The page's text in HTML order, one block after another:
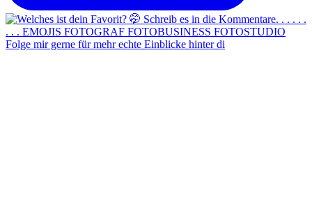
Folge mir gerne für mehr echte Einblicke hinter di